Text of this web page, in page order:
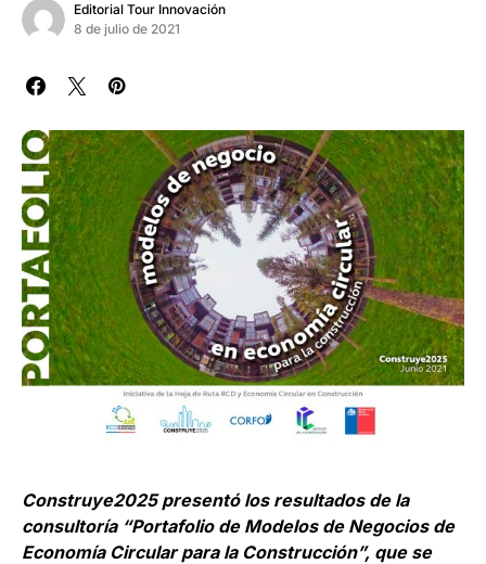
Editorial Tour Innovación
8 de julio de 2021
Construye2025 presentó los resultados de la
consultoría “Portafolio de Modelos de Negocios de
Economía Circular para la Construcción”, que se